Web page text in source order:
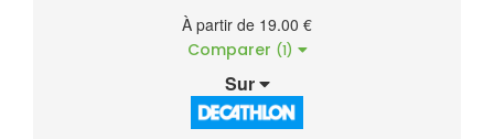
À partir de 19.00 €
Comparer (1)
Sur